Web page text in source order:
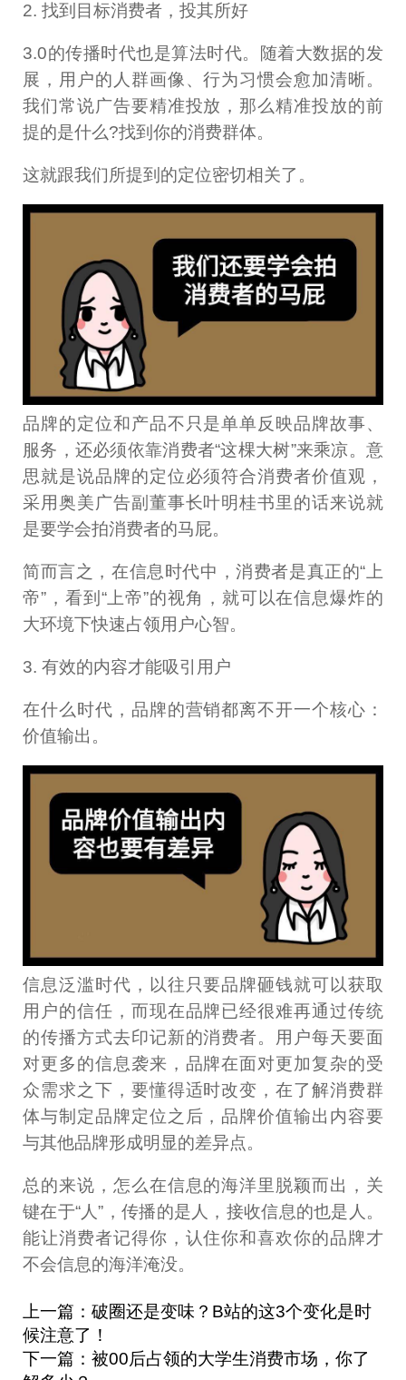
2. 找到目标消费者，投其所好
3.0的传播时代也是算法时代。随着大数据的发
展，用户的人群画像、行为习惯会愈加清晰。
我们常说广告要精准投放，那么精准投放的前
提的是什么?找到你的消费群体。
这就跟我们所提到的定位密切相关了。
品牌的定位和产品不只是单单反映品牌故事、
服务，还必须依靠消费者“这棵大树”来乘凉。意
思就是说品牌的定位必须符合消费者价值观，
采用奥美广告副董事长叶明桂书里的话来说就
是要学会拍消费者的马屁。
简而言之，在信息时代中，消费者是真正的“上
帝”，看到“上帝”的视角，就可以在信息爆炸的
大环境下快速占领用户心智。
3. 有效的内容才能吸引用户
在什么时代，品牌的营销都离不开一个核心：
价值输出。
信息泛滥时代，以往只要品牌砸钱就可以获取
用户的信任，而现在品牌已经很难再通过传统
的传播方式去印记新的消费者。用户每天要面
对更多的信息袭来，品牌在面对更加复杂的受
众需求之下，要懂得适时改变，在了解消费群
体与制定品牌定位之后，品牌价值输出内容要
与其他品牌形成明显的差异点。
总的来说，怎么在信息的海洋里脱颖而出，关
键在于“人”，传播的是人，接收信息的也是人。
能让消费者记得你，认住你和喜欢你的品牌才
不会信息的海洋淹没。
上一篇：破圈还是变味？B站的这3个变化是时
候注意了！
下一篇：被00后占领的大学生消费市场，你了